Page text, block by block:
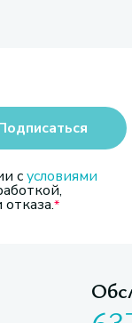
сусловиями